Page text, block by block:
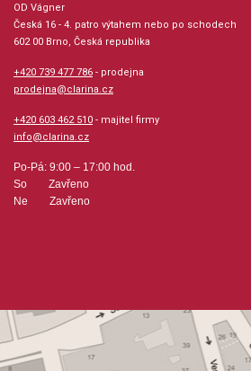
OD Vágner
Česká 16 - 4. patro výtahem nebo po schodech
602 00 Brno, Česká republika
+420 739 477 786 - prodejna
prodejna@clarina.cz
+420 603 462 510 - majitel firmy
info@clarina.cz
Po-Pá: 9:00 – 17:00 hod.
So Zavřeno
Ne Zavřeno